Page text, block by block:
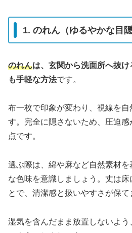
1. のれん（ゆるやかな目隠
のれんは、玄関から洗面所へ抜
も手軽な方法です。
布一枚で印象が変わり、視線を自
す。完全に隠さないため、圧迫感
点です。
選ぶ際は、綿や麻など自然素材
な色味を意識しましょう。丈は床
とで、清潔感と扱いやすさが保て
湿気を含んだまま放置しないよ